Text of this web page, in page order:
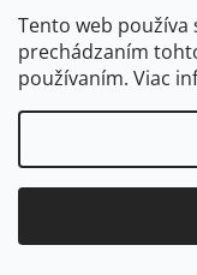
Tento web používa
prechádzaním
používaním. Viac
Ložiská Witeblaze